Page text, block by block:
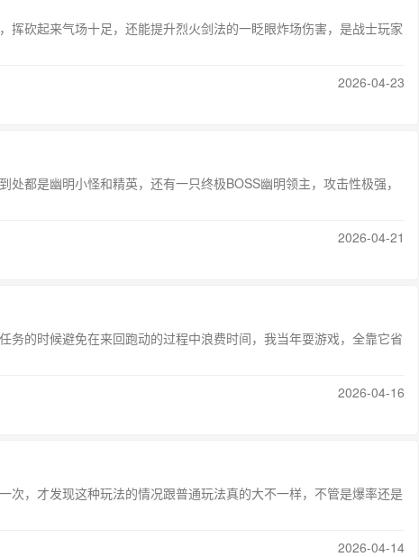
砍起来气场十足，还能提升烈火剑法的一眨眼炸场伤害，是战士玩家
2026-04-23
都是幽明小怪和精英，还有一只终极BOSS幽明领主，攻击性极强，
2026-04-21
的时候避免在来回跑动的过程中浪费时间，我当年耍游戏，全靠它省
2026-04-16
，才发现这种玩法的情况跟普通玩法真的大不一样，不管是爆率还是
2026-04-14